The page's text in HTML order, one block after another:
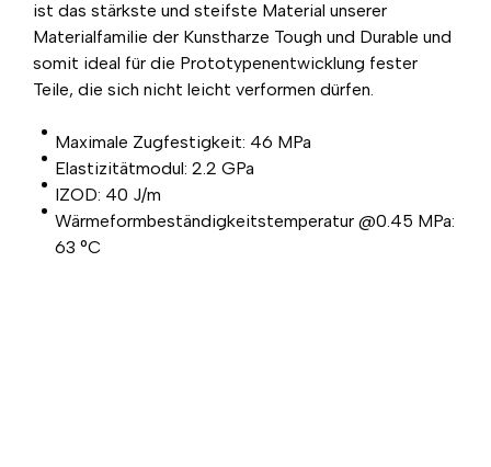
ist das stärkste und steifste Material unserer
Materialfamilie der Kunstharze Tough und Durable und
somit ideal für die Prototypenentwicklung fester
Teile, die sich nicht leicht verformen dürfen.
Maximale Zugfestigkeit: 46 MPa
Elastizitätmodul: 2.2 GPa
IZOD: 40 J/m
Wärmeformbeständigkeitstemperatur @0.45 MPa:
63 °C